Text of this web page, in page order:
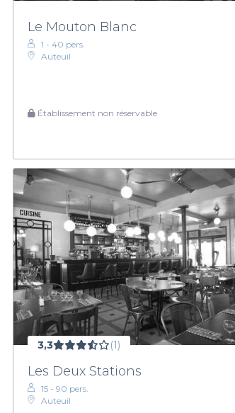
Le Mouton Blanc
1 - 40 pers.
Auteuil
Établissement non réservable
3,3 (1)
Les Deux Stations
15 - 90 pers.
Auteuil